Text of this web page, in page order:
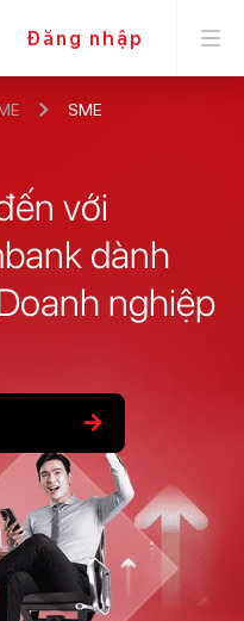
Đăng nhập
SME
với
dành
nghiệp
arrow_forward